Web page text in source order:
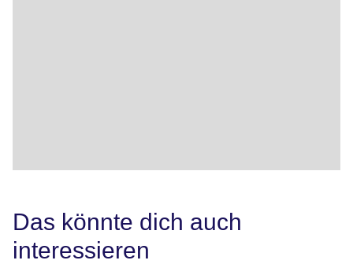
Das könnte dich auch
interessieren